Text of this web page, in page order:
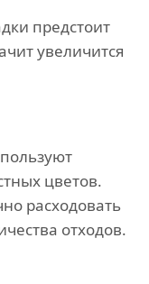
предстоит
увеличится
цветов.
расходовать
отходов.